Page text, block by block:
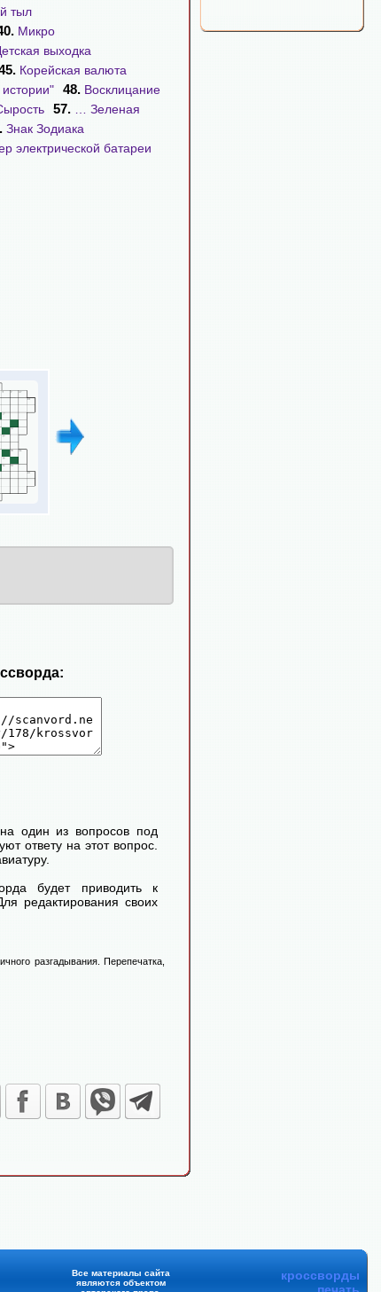
тыл
Микро
выходка
Корейская валюта
48. Восклицание
57. … Зеленая
Знак Зодиака
электрической батареи
один из вопросов под
ответу на этот вопрос.
будет приводить к
редактирования своих
разгадывания. Перепечатка,
Все материалы сайта
являются объектом
кроссворды